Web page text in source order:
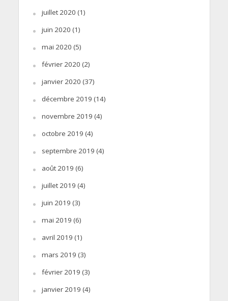
juillet 2020 (1)
juin 2020 (1)
mai 2020 (5)
février 2020 (2)
janvier 2020 (37)
décembre 2019 (14)
novembre 2019 (4)
octobre 2019 (4)
septembre 2019 (4)
août 2019 (6)
juillet 2019 (4)
juin 2019 (3)
mai 2019 (6)
avril 2019 (1)
mars 2019 (3)
février 2019 (3)
janvier 2019 (4)